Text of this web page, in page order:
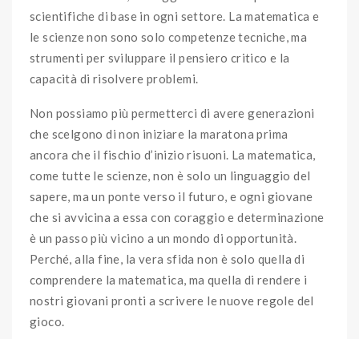
scientifiche di base in ogni settore. La matematica e
le scienze non sono solo competenze tecniche, ma
strumenti per sviluppare il pensiero critico e la
capacità di risolvere problemi.
Non possiamo più permetterci di avere generazioni
che scelgono di non iniziare la maratona prima
ancora che il fischio d’inizio risuoni. La matematica,
come tutte le scienze, non è solo un linguaggio del
sapere, ma un ponte verso il futuro, e ogni giovane
che si avvicina a essa con coraggio e determinazione
è un passo più vicino a un mondo di opportunità.
Perché, alla fine, la vera sfida non è solo quella di
comprendere la matematica, ma quella di rendere i
nostri giovani pronti a scrivere le nuove regole del
gioco.